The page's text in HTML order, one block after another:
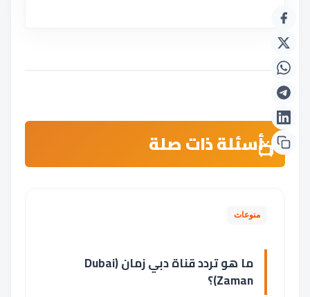
أسئلة ذات صلة
منوعات
ما هو تردد قناة دبي زمان (Dubai
Zaman)؟